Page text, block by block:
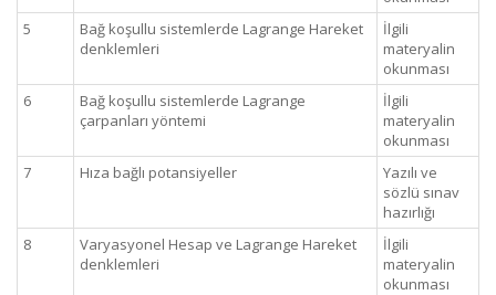
5
Bağ koşullu sistemlerde Lagrange Hareket
denklemleri
İlgili
materyalin
okunması
6
Bağ koşullu sistemlerde Lagrange
çarpanları yöntemi
İlgili
materyalin
okunması
7
Hıza bağlı potansiyeller
Yazılı ve
sözlü sınav
hazırlığı
8
Varyasyonel Hesap ve Lagrange Hareket
denklemleri
İlgili
materyalin
okunması